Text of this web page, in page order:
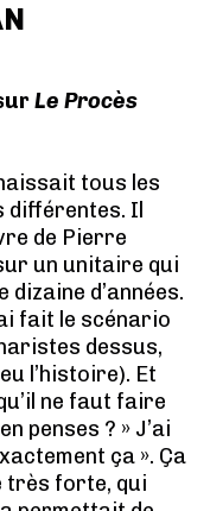
Le Procès
tous les
différentes. Il
de Pierre
un unitaire qui
dizaine d’années.
fait le scénario
dessus,
l’histoire). Et
ne faut faire
penses ? » J’ai
ça ». Ça
très forte, qui